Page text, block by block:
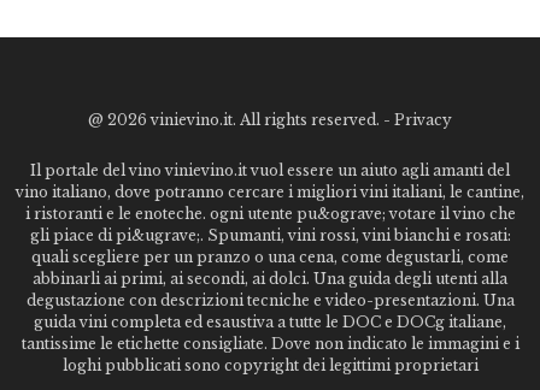
@ 2026 vinievino.it. All rights reserved. - Privacy
Il portale del vino vinievino.it vuol essere un aiuto agli amanti del
vino italiano, dove potranno cercare i migliori vini italiani, le cantine,
i ristoranti e le enoteche. ogni utente pu&ograve; votare il vino che
gli piace di pi&ugrave;. Spumanti, vini rossi, vini bianchi e rosati:
quali scegliere per un pranzo o una cena, come degustarli, come
abbinarli ai primi, ai secondi, ai dolci. Una guida degli utenti alla
degustazione con descrizioni tecniche e video-presentazioni. Una
guida vini completa ed esaustiva a tutte le DOC e DOCg italiane,
tantissime le etichette consigliate. Dove non indicato le immagini e i
loghi pubblicati sono copyright dei legittimi proprietari